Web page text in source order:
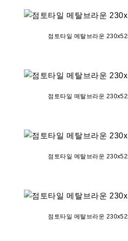
점토타일 메탈브라운
점토타일 메탈브라운
점토타일 메탈브라운
점토타일 메탈브라운